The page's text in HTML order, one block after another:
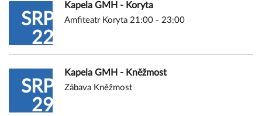
SRP
22
Kapela GMH - Koryta
Amfiteatr Koryta 21:00 - 23:00
SRP
29
Kapela GMH - Kněžmost
Zábava Kněžmost